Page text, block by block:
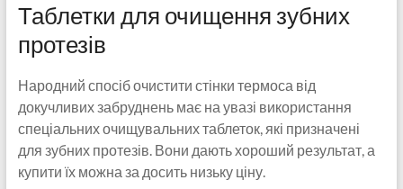
Таблетки для очищення зубних
протезів
Народний спосіб очистити стінки термоса від
докучливих забруднень має на увазі використання
спеціальних очищувальних таблеток, які призначені
для зубних протезів. Вони дають хороший результат, а
купити їх можна за досить низьку ціну.